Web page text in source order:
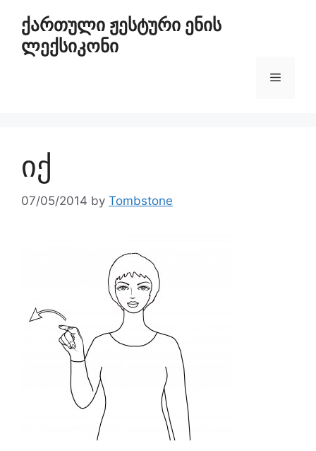
ქართული ჟესტური ენის
ლექსიკონი
იქ
07/05/2014 by Tombstone